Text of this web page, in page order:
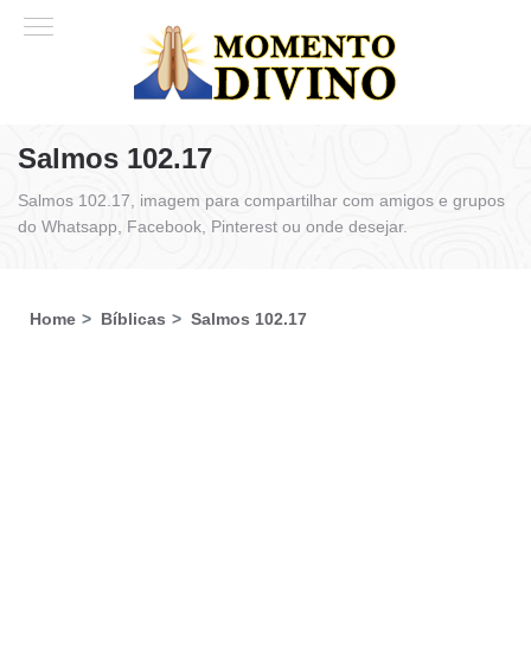
Salmos 102.17
Salmos 102.17, imagem para compartilhar com amigos e grupos
do Whatsapp, Facebook, Pinterest ou onde desejar.
Home Bíblicas Salmos 102.17